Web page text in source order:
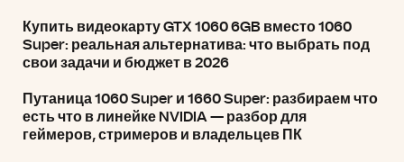
Купить видеокарту GTX 1060 6GB вместо 1060
Super: реальная альтернатива: что выбрать под
свои задачи и бюджет в 2026
Путаница 1060 Super и 1660 Super: разбираем что
есть что в линейке NVIDIA — разбор для
геймеров, стримеров и владельцев ПК